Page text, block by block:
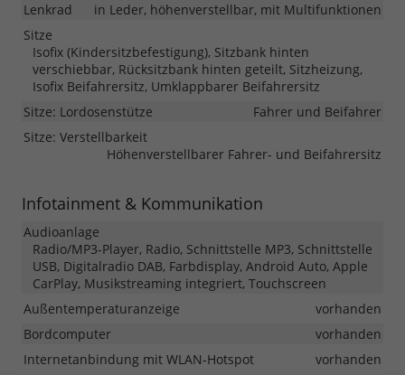
Lenkrad
in Leder, höhenverstellbar, mit Multifunktionen
Sitze
Isofix (Kindersitzbefestigung), Sitzbank hinten
verschiebbar, Rücksitzbank hinten geteilt, Sitzheizung,
Isofix Beifahrersitz, Umklappbarer Beifahrersitz
Sitze: Lordosenstütze
Fahrer und Beifahrer
Sitze: Verstellbarkeit
Höhenverstellbarer Fahrer- und Beifahrersitz
Infotainment & Kommunikation
Audioanlage
Radio/MP3-Player, Radio, Schnittstelle MP3, Schnittstelle
USB, Digitalradio DAB, Farbdisplay, Android Auto, Apple
CarPlay, Musikstreaming integriert, Touchscreen
Außentemperaturanzeige
vorhanden
Bordcomputer
vorhanden
Internetanbindung mit WLAN-Hotspot
vorhanden